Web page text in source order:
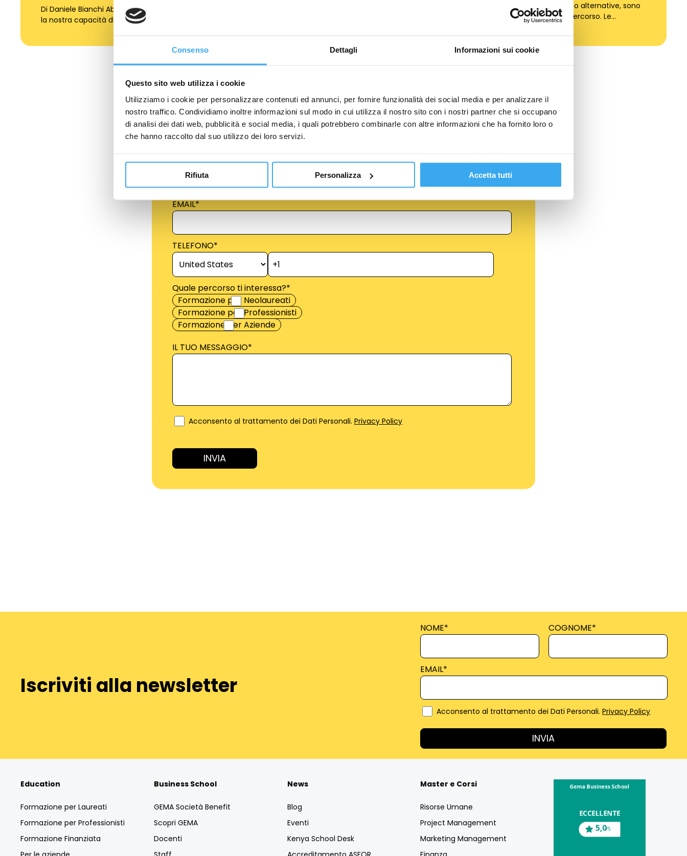
Consenso Dettagli Informazioni sui cookie
Questo sito web utilizza i cookie
Utilizziamo i cookie per personalizzare contenuti ed annunci, per fornire funzionalità dei social media e per analizzare il
nostro traffico. Condividiamo inoltre informazioni sul modo in cui utilizza il nostro sito con i nostri partner che si occupano
di analisi dei dati web, pubblicità e social media, i quali potrebbero combinarle con altre informazioni che ha fornito loro o
che hanno raccolto dal suo utilizzo dei loro servizi.
Rifiuta Personalizza Accetta tutti
Di Daniele Bianchi Abbiamo delegato alle app
la nostra capacità di scegliere,…
La risposta breve: non sono alternative, sono
livelli diversi dello stesso percorso. Le…
Richiedi Informazioni
NOME* COGNOME*
EMAIL*
TELEFONO*
Quale percorso ti interessa?*
Formazione per Neolaureati
Formazione per Professionisti
Formazione per Aziende
IL TUO MESSAGGIO*
Acconsento al trattamento dei Dati Personali. Privacy Policy
Iscriviti alla newsletter
NOME* COGNOME*
EMAIL*
Acconsento al trattamento dei Dati Personali.Privacy Policy
Education
Formazione per Laureati
Formazione per Professionisti
Formazione Finanziata
Business School
GEMA Società Benefit
Scopri GEMA
Docenti
News
Blog
Eventi
Kenya School Desk
Master e Corsi
Risorse Umane
Project Management
Marketing Management